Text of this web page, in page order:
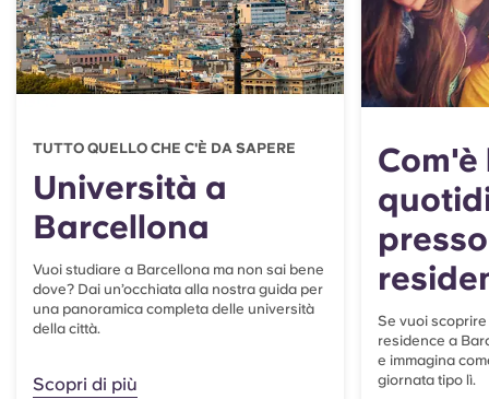
TUTTO QUELLO CHE C'È DA SAPERE
Università a
Barcellona
Vuoi studiare a Barcellona ma non sai bene
dove? Dai un’occhiata alla nostra guida per
una panoramica completa delle università
della città.
Scopri di più
Se vuoi
residence a
e immagina
giornata tipo lì.